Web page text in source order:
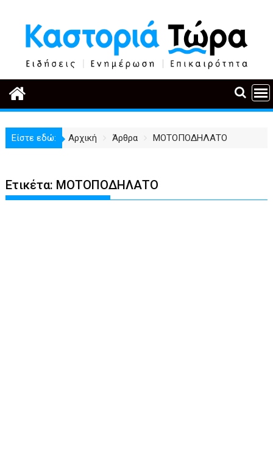
περιεχόμενο
Είστε εδώ: Αρχική Άρθρα ΜΟΤΟΠΟΔΗΛΑΤΟ
Ετικέτα: ΜΟΤΟΠΟΔΗΛΑΤΟ